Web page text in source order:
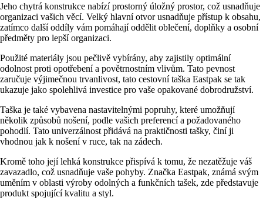
Jeho chytrá konstrukce nabízí prostorný úložný prostor, což usnadňuje
organizaci vašich věcí. Velký hlavní otvor usnadňuje přístup k obsahu,
zatímco další oddíly vám pomáhají oddělit oblečení, doplňky a osobní
předměty pro lepší organizaci.
Použité materiály jsou pečlivě vybírány, aby zajistily optimální
odolnost proti opotřebení a povětrnostním vlivům. Tato pevnost
zaručuje výjimečnou trvanlivost, tato cestovní taška Eastpak se tak
ukazuje jako spolehlivá investice pro vaše opakované dobrodružství.
Taška je také vybavena nastavitelnými popruhy, které umožňují
několik způsobů nošení, podle vašich preferencí a požadovaného
pohodlí. Tato univerzálnost přidává na praktičnosti tašky, činí ji
vhodnou jak k nošení v ruce, tak na zádech.
Kromě toho její lehká konstrukce přispívá k tomu, že nezatěžuje váš
zavazadlo, což usnadňuje vaše pohyby. Značka Eastpak, známá svým
uměním v oblasti výroby odolných a funkčních tašek, zde představuje
produkt spojující kvalitu a styl.